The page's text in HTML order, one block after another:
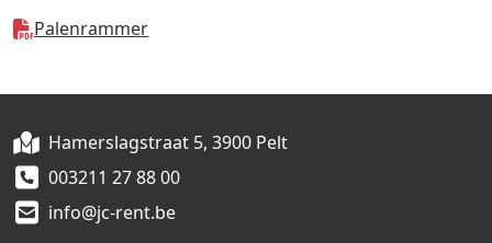
Palenrammer
Hamerslagstraat 5, 3900 Pelt
003211 27 88 00
info@jc-rent.be